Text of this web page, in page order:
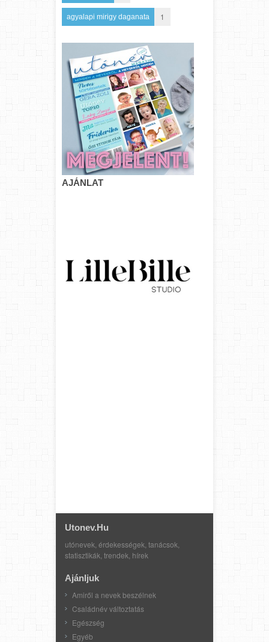
agyalapi mirigy daganata 1
AJÁNLAT
Utonev.hu
utónevek, érdekességek, tanácsok,
statisztikák, trendek, hírek
Ajánljuk
Amiről a nevek beszélnek
Családnév változtatás
Egészség
Egyéb